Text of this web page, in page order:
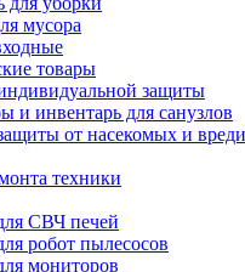
мусора
товары
защиты
и инвентарь для санузлов
от насекомых и
техники
СВЧ печей
робот пылесосов
мониторов